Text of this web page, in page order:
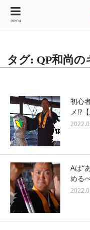
menu
タグ: QP和尚
初心
メ⁉
Aは“
める